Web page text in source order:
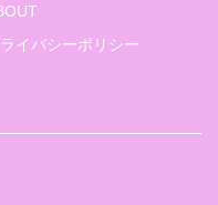
イバシーポリシー